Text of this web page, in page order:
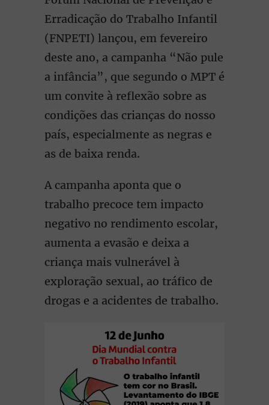
Erradicação do Trabalho Infantil
(FNPETI) lançou, em fevereiro
deste ano, a campanha “Não pule
a infância”, que segundo o MPT é
um convite à reflexão sobre as
condições das crianças do nosso
país, especialmente as negras e
as de baixa renda.
A campanha aponta que o
trabalho precoce tem impacto
negativo no rendimento escolar,
aumenta a evasão e deixa a
criança mais vulnerável à
exploração sexual, ao tráfico de
drogas e a acidentes de trabalho.